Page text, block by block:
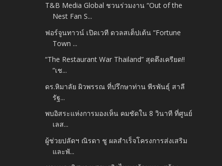
T&B Media Global ชวนร่วมงาน “Out of the
Nest Fan S...
ฟอร์จูนทาวน์ เปิดเวที ดวลสเต็ปเต้น “Fortune
Town ...
“The Restaurant War Thailand” สุดตึงเครียด!!
“เช...
ดร.หิมาลัย ผิวพรรณ ที่ปรึกษาท่าน พีรพันธุ์ สาลี
รัฐ...
พบอิสระแห่งการมองเห็น คมชัดใน 8 วินาที ที่ศูนย์
เลส...
ผู้ช่วยปลัดฯ ณิรดา ชู ผลสำเร็จโครงการส่งเสริม
และพั...